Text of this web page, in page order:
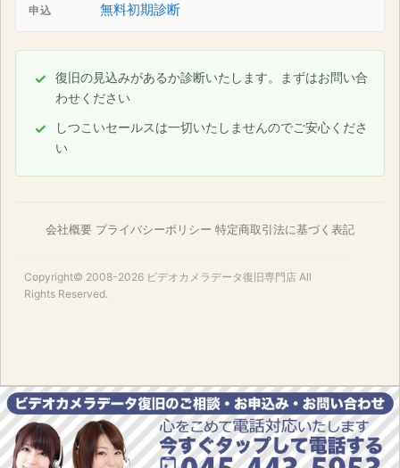
申込 無料初期診断
復旧の見込みがあるか診断いたします。まずはお問い合
わせください
しつこいセールスは一切いたしませんのでご安心くださ
い
会社概要 プライバシーポリシー 特定商取引法に基づく表記
Copyright© 2008-2026 ビデオカメラデータ復旧専門店 All
Rights Reserved.